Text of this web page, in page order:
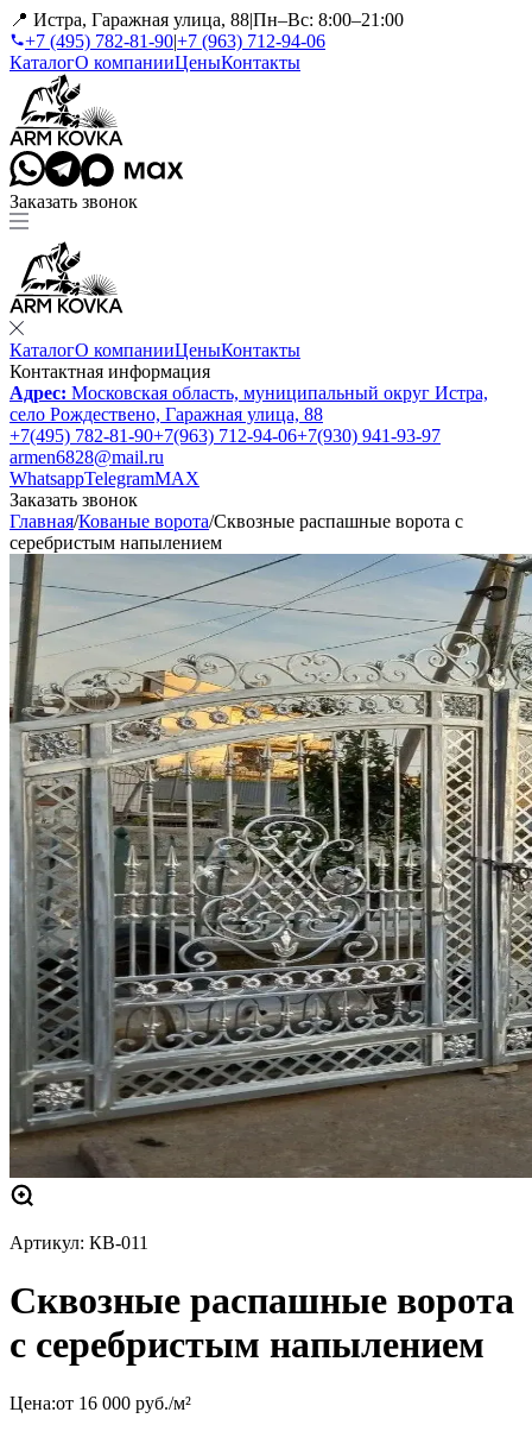
📍 Истра, Гаражная улица, 88|Пн–Вс: 8:00–21:00
+7 (495) 782-81-90|+7 (963) 712-94-06
КаталогО компанииЦеныКонтакты
Заказать звонок
КаталогО компанииЦеныКонтакты
Контактная информация
Адрес: Московская область, муниципальный округ Истра,
село Рождествено, Гаражная улица, 88
+7(495) 782-81-90+7(963) 712-94-06+7(930) 941-93-97
armen6828@mail.ru
WhatsappTelegramMAX
Заказать звонок
Главная/Кованые ворота/Сквозные распашные ворота с
серебристым напылением
Артикул: КВ-011
Сквозные распашные ворота
с серебристым напылением
Цена:от 16 000 руб./м²